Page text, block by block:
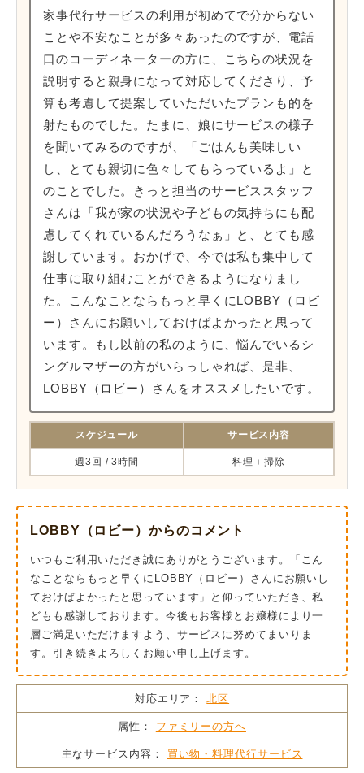
家事代行サービスの利用が初めてで分からない
ことや不安なことが多々あったのですが、電話
口のコーディネーターの方に、こちらの状況を
説明すると親身になって対応してくださり、予
算も考慮して提案していただいたプランも的を
射たものでした。たまに、娘にサービスの様子
を聞いてみるのですが、「ごはんも美味しい
し、とても親切に色々してもらっているよ」と
のことでした。きっと担当のサービススタッフ
さんは「我が家の状況や子どもの気持ちにも配
慮してくれているんだろうなぁ」と、とても感
謝しています。おかげで、今では私も集中して
仕事に取り組むことができるようになりまし
た。こんなことならもっと早くにLOBBY（ロビ
ー）さんにお願いしておけばよかったと思って
います。もし以前の私のように、悩んでいるシ
ングルマザーの方がいらっしゃれば、是非、
LOBBY（ロビー）さんをオススメしたいです。
スケジュール サービス内容
週3回 / 3時間 料理＋掃除
LOBBY（ロビー）からのコメント
いつもご利用いただき誠にありがとうございます。「こん
なことならもっと早くにLOBBY（ロビー）さんにお願いし
ておけばよかったと思っています」と仰っていただき、私
どもも感謝しております。今後もお客様とお嬢様により一
層ご満足いただけますよう、サービスに努めてまいりま
す。引き続きよろしくお願い申し上げます。
対応エリア： 北区
属性： ファミリーの方へ
主なサービス内容： 買い物・料理代行サービス